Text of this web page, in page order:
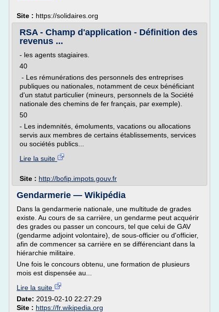
Site : https://solidaires.org
RSA - Champ d'application - Définition des
revenus ...
- les agents stagiaires.
40
- Les rémunérations des personnels des entreprises
publiques ou nationales, notamment de ceux bénéficiant
d'un statut particulier (mineurs, personnels de la Société
nationale des chemins de fer français, par exemple).
50
- Les indemnités, émoluments, vacations ou allocations
servis aux membres de certains établissements, services
ou sociétés publics...
Lire la suite
Site : http://bofip.impots.gouv.fr
Gendarmerie — Wikipédia
Dans la gendarmerie nationale, une multitude de grades
existe. Au cours de sa carrière, un gendarme peut acquérir
des grades ou passer un concours, tel que celui de GAV
(gendarme adjoint volontaire), de sous-officier ou d'officier,
afin de commencer sa carrière en se différenciant dans la
hiérarchie militaire.
Une fois le concours obtenu, une formation de plusieurs
mois est dispensée au...
Lire la suite
Date: 2019-02-10 22:27:29
Site : https://fr.wikipedia.org